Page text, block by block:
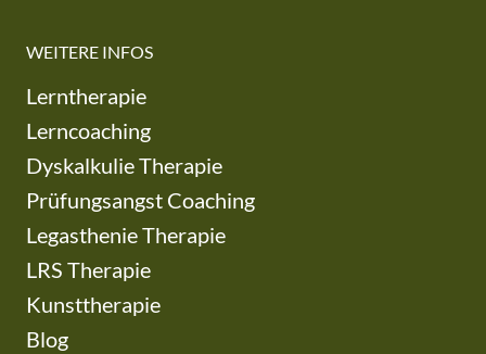
WEITERE INFOS
Lerntherapie
Lerncoaching
Dyskalkulie Therapie
Prüfungsangst Coaching
Legasthenie Therapie
LRS Therapie
Kunsttherapie
Blog